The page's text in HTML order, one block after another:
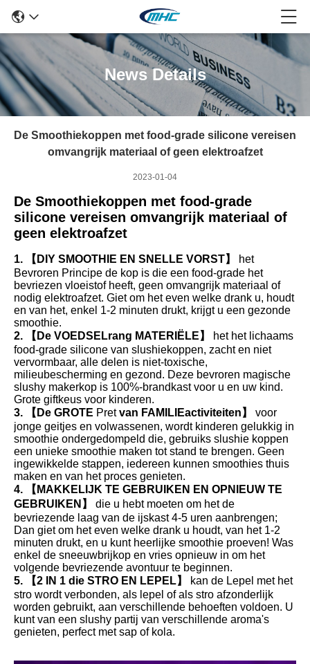
News Details
De Smoothiekoppen met food-grade silicone vereisen
omvangrijk materiaal of geen elektroafzet
2023-01-04
De Smoothiekoppen met food-grade
silicone vereisen omvangrijk materiaal of
geen elektroafzet
1. 【DIY SMOOTHIE EN SNELLE VORST】
het
Bevroren Principe de kop is die een food-grade het
bevriezen vloeistof heeft, geen omvangrijk materiaal of
nodig elektroafzet. Giet om het even welke drank u, houdt
en van het, enkel 1-2 minuten drukt, krijgt u een gezonde
smoothie.
2. 【De VOEDSELrang MATERIËLE】
het het lichaams
food-grade silicone van slushiekoppen, zacht en niet
vervormbaar, alle delen is niet-toxische,
milieubescherming en gezond. Deze bevroren magische
slushy makerkop is 100%-brandkast voor u en uw kind.
Grote giftkeus voor kinderen.
3. 【De GROTE Pretvan FAMILIEactiviteiten】
voor
jonge geitjes en volwassenen, wordt kinderen gelukkig in
smoothie ondergedompeld die, gebruiks slushie koppen
een unieke smoothie maken tot stand te brengen. Geen
ingewikkelde stappen, iedereen kunnen smoothies thuis
maken en van het proces genieten.
4. 【MAKKELIJK TE GEBRUIKEN EN OPNIEUW TE
GEBRUIKEN】
die u hebt moeten om het de
bevriezende laag van de ijskast 4-5 uren aanbrengen;
Dan giet om het even welke drank u houdt, van het 1-2
minuten drukt, en u kunt heerlijke smoothie proeven! Was
enkel de sneeuwbrijkop en vries opnieuw in om het
volgende bevriezende avontuur te beginnen.
5. 【2 IN 1 die STRO EN LEPEL】
kan de Lepel met het
stro wordt verbonden, als lepel of als stro afzonderlijk
worden gebruikt, aan verschillende behoeften voldoen. U
kunt van een slushy partij van verschillende aroma's
genieten, perfect met sap of kola.